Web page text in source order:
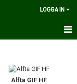
LOGGA IN
Alfta GIF HF